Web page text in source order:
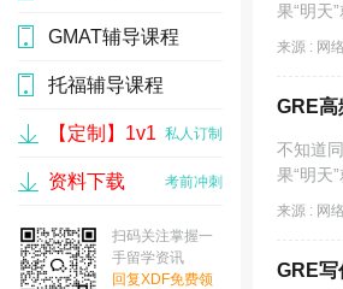
17537 人
GMAT辅导课程
托福辅导课程
17537 人
【定制】1v1 私人订制
资料下载 考前冲刺
扫码关注掌握一
手留学资讯
回复XDF免费领
果“明天
来源 : 网
GRE高
不知道
果“明天
来源 : 网
GRE写